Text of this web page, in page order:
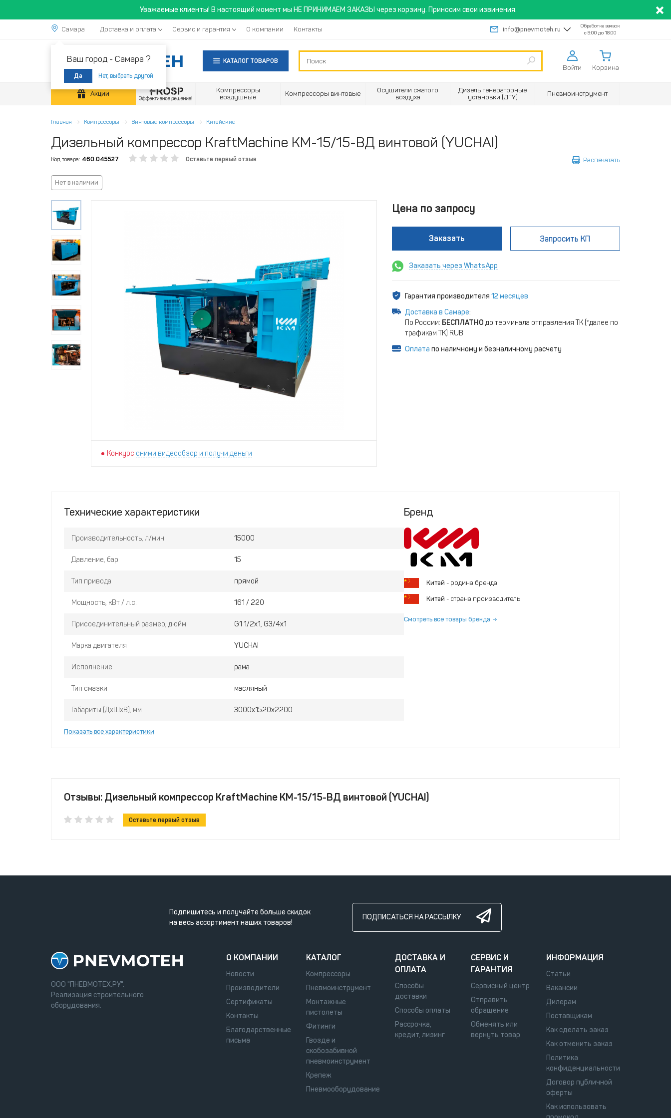
Уважаемые клиенты! В настоящий момент мы НЕ ПРИНИМАЕМ ЗАКАЗЫ через корзину. Приносим свои извинения.
Самара
Ваш город - Самара ?
Да Нет, выбрать другой
Доставка и оплата Сервис и гарантия О компании Контакты info@pnevmoteh.ru
Обработка заявок
с 9:00 до 18:00
КАТАЛОГ ТОВАРОВ
Войти Корзина
Акции
Компрессоры
воздушные
Компрессоры винтовые
Осушители сжатого
воздуха
Дизель генераторные
установки (ДГУ)
Пневмоинструмент
Главная Компрессоры Винтовые компрессоры Китайские
Дизельный компрессор KraftMachine КМ-15/15-ВД винтовой (YUCHAI)
Код товара: 460.045527 Оставьте первый отзыв Распечатать
Нет в наличии
Конкурс сними видеообзор и получи деньги
Цена по запросу
Заказать Запросить КП
Заказать через WhatsApp
Гарантия производителя 12 месяцев
Доставка в Самаре:
По России: БЕСПЛАТНО до терминала отправления ТК (*далее по
трафикам ТК) RUB
Оплата по наличному и безналичному расчету
Технические характеристики
Производительность, л/мин 15000
Давление, бар 15
Тип привода прямой
Мощность, кВт / л.с. 161 / 220
Присоединительный размер, дюйм G1 1/2x1, G3/4x1
Марка двигателя YUCHAI
Исполнение рама
Тип смазки масляный
Габариты (ДхШхВ), мм 3000x1520x2200
Показать все характеристики
Бренд
Китай - родина бренда
Китай - страна производитель
Смотреть все товары бренда
Отзывы: Дизельный компрессор KraftMachine КМ-15/15-ВД винтовой (YUCHAI)
Оставьте первый отзыв
Подпишитесь и получайте больше скидок
на весь ассортимент наших товаров!
ПОДПИСАТЬСЯ НА РАССЫЛКУ
ООО "ПНЕВМОТЕХ.РУ".
Реализация строительного
оборудования.
О КОМПАНИИ
Новости
Производители
Сертификаты
Контакты
Благодарственные
письма
КАТАЛОГ
Компрессоры
Пневмоинструмент
Монтажные
пистолеты
Фитинги
Гвозде и
скобозабивной
пневмоинструмент
Крепеж
Пневмооборудование
ДОСТАВКА И
ОПЛАТА
Способы
доставки
Способы оплаты
Рассрочка,
кредит, лизинг
СЕРВИС И
ГАРАНТИЯ
Сервисный центр
Отправить
обращение
Обменять или
вернуть товар
ИНФОРМАЦИЯ
Статьи
Вакансии
Дилерам
Поставщикам
Как сделать заказ
Как отменить заказ
Политика
конфиденциальности
Договор публичной
оферты
Как использовать